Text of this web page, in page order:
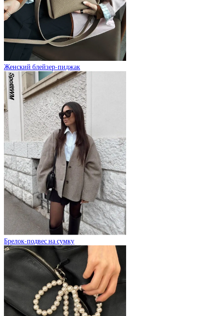
Женский блейзер-пиджак
Брелок-подвес на сумку